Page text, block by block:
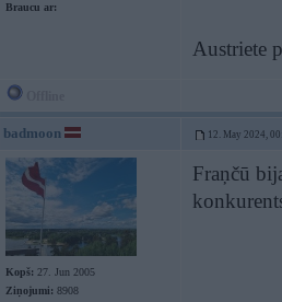
Braucu ar:
Austriete
badmoon 12. May 2024,
Kopš: 27. Jun 2005
Ziņojumi: 8908
Fraņčū